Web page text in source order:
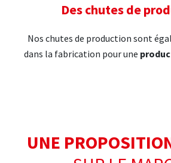
Des chutes de
Nos chutes de production sont
dans la fabrication pour une
UNE